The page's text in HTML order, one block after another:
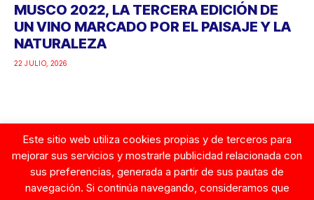
MUSCO 2022, LA TERCERA EDICIÓN DE
UN VINO MARCADO POR EL PAISAJE Y LA
NATURALEZA
22 JULIO, 2026
Google
Este sitio web utiliza cookies propias y de terceros para
mejorar sus servicios y mostrarle publicidad relacionada con
sus preferencias, generada a partir de sus pautas de
navegación. Si continúa navegando, consideramos que